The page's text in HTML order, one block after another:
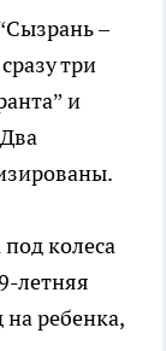
–
три
и
колеса
летняя
ребенка,